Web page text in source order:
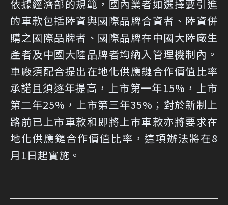
依據經濟部的規範，國內業者如選擇要引進
的車款包括陸資與國際品牌合資者、陸資併
購之國際品牌者、國際品牌在中國大陸廠生
產者及中國大陸品牌者均納入管理機制內。
車廠須配合提出在地化供應鏈合作價值比率
承諾且須逐年提高，上市第一年15%，上市
第二年25%，上市第三年35%；對於新制上
路前已上市車款和即將上市車款亦將要求在
地化供應鏈合作價值比率，這項辦法將在8
月1日起實施。